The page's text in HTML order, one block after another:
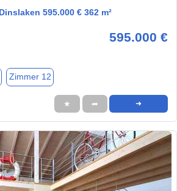
595.000 € 362 m²
595.000 €
Zimmer 12
★ ➦ ➜